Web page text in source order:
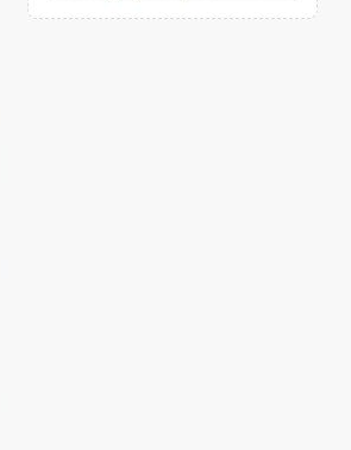
Tomáš Jaša a Zulu
– Tomáš Jaša a Zulu (canicross),
(bikejoring), Hana Štípalová s
(kára se 4 psy) – Jiří Mencák a Mick,
se 2 psy – Michal Ženíšek a Pheena
s jedním psem – Michal Ženíšek a